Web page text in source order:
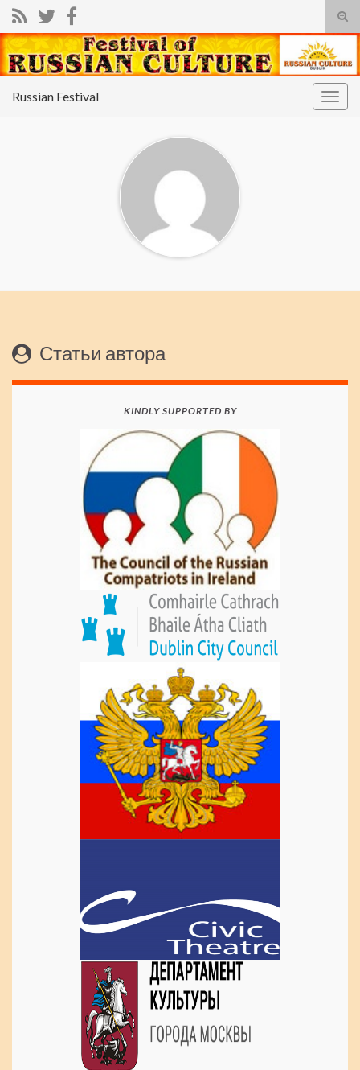
Вкл/
Вкл/
Russian Festival
Статьи автора
KINDLY SUPPORTED BY